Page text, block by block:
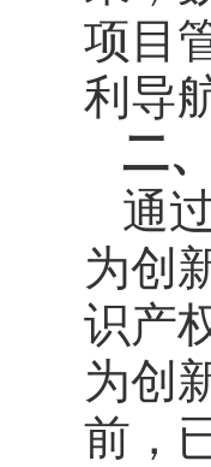
项目
利导
二
通
为创
识产
为创
前，